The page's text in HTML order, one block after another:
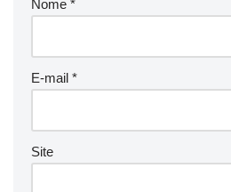
Nome *
E-mail *
Site